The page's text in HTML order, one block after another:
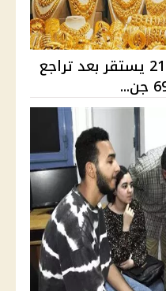
أسعار الذهب اليوم.. عيار 21 يستقر بعد تراجع